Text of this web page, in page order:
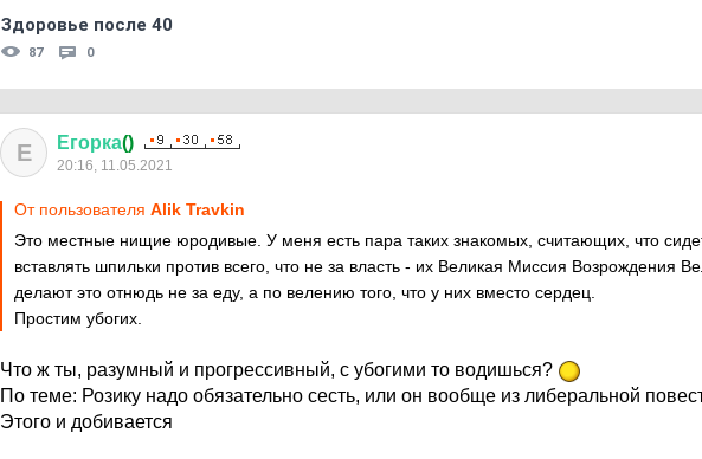
Здоровье после 40
87 0
Е Егорка()
20:16, 11.05.2021
От пользователя Alik Travkin
Это местные нищие юродивые. У меня есть пара таких знакомых, считающих, что
вставлять шпильки против всего, что не за власть - их Великая Миссия Возрождения
делают это отнюдь не за еду, а по велению того, что у них вместо сердец.
Простим убогих.
Что ж ты, разумный и прогрессивный, с убогими то водишься?
По теме: Розику надо обязательно сесть, или он вообще из либеральной
Этого и добивается